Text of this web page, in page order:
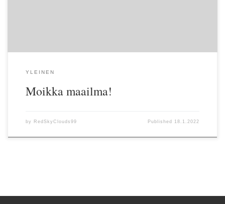
YLEINEN
Moikka maailma!
by RedSkyClouds99 Published 18.1.2022